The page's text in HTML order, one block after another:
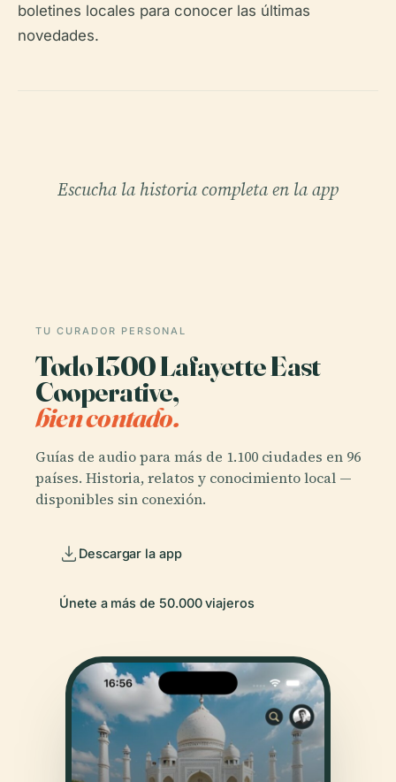
boletines locales para conocer las últimas
novedades.
Escucha la historia completa en la app
TU CURADOR PERSONAL
Todo 1300 Lafayette East
Cooperative,
bien contado.
Guías de audio para más de 1.100 ciudades en 96
países. Historia, relatos y conocimiento local —
disponibles sin conexión.
Descargar la app
Únete a más de 50.000 viajeros